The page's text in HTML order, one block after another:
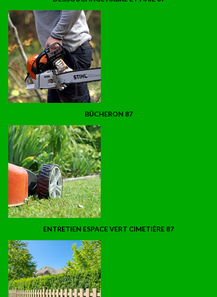
BÛCHERON 87
ENTRETIEN ESPACE VERT CIMETIÈRE 87